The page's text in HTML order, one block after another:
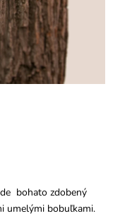
bohato zdobený
umelými bobuľkami.